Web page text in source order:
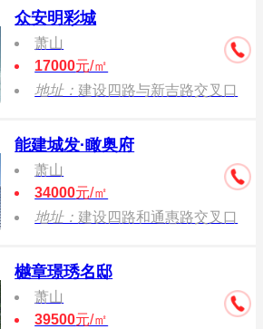
众安明彩城
萧山
17000元/㎡
地址： 建设四路与新吉路交叉口
能建城发·瞰奥府
萧山
34000元/㎡
地址： 建设四路和通惠路交叉口
樾章璟琇名邸
萧山
39500元/㎡